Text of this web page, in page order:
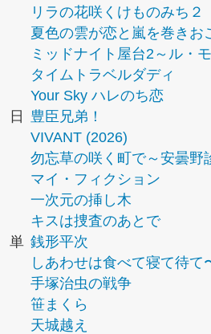
リラの花咲くけものみち２
夏色の雲が恋と嵐を巻きお
ミッドナイト屋台2～ル・
タイムトラベルダディ
Your Sky ハレのち恋
日
豊臣兄弟！
VIVANT (2026)
勿忘草の咲く町で～安曇野
マイ・フィクション
一次元の挿し木
キスは捜査のあとで
単 銭形平次
しあわせは食べて寝て待て
手塚治虫の戦争
笹まくら
天城越え